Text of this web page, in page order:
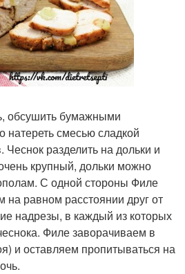
обсушить бумажными
натереть смесью сладкой
разделить на дольки и
крупный, дольки можно
С одной стороны Филе
равном расстоянии друг от
надрезы, в каждый из которых
Филе заворачиваем в
и оставляем пропитываться на